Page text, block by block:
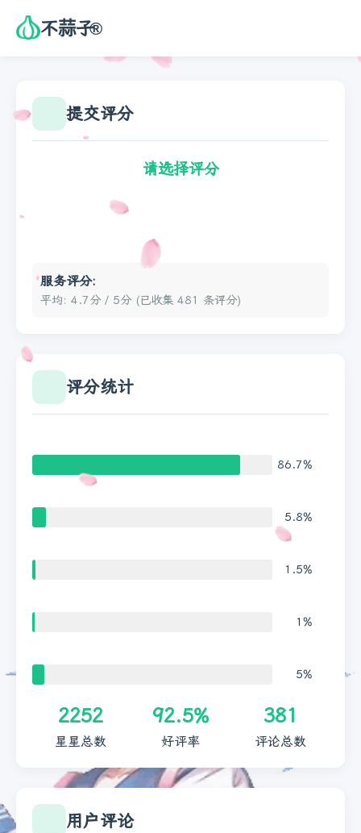
不蒜子®
文档
排行榜
提交评分
请选择评分
服务评分:
平均: 4.7分 / 5分 (已收集 481 条评分)
评分统计
86.7%
5.8%
1.5%
1%
5%
2252
星星总数
92.5%
好评率
381
评论总数
用户评论